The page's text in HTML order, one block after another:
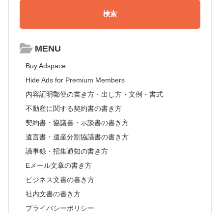
MENU
Buy Adspace
Hide Ads for Premium Members
内容証明郵便の書き方・出し方・文例・書式
不動産に関する契約書の書き方
契約書・協議書・示談書の書き方
遺言書・遺産分割協議書の書き方
議事録・招集通知の書き方
Eメール文章の書き方
ビジネス文書の書き方
社内文書の書き方
プライバシーポリシー